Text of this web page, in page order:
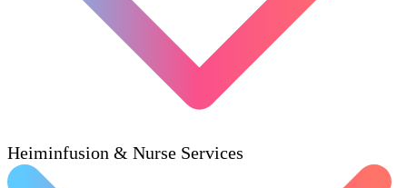
Heiminfusion & Nurse Services